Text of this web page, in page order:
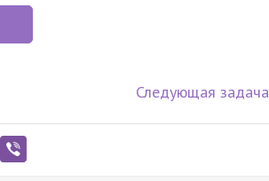
Следующая задача